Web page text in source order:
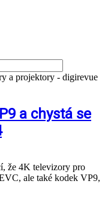
a projektory - digirevue
a chystá se
že 4K televizory pro
ale také kodek VP9,